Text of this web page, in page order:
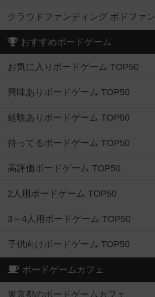
クラウドファンディング ボドファン
おすすめボードゲーム
お気に入りボードゲーム TOP50
興味ありボードゲーム TOP50
経験ありボードゲーム TOP50
持ってるボードゲーム TOP50
高評価ボードゲーム TOP50
2人用ボードゲーム TOP50
3～4人用ボードゲーム TOP50
子供向けボードゲーム TOP50
ボードゲームカフェ
東京都のボードゲームカフェ